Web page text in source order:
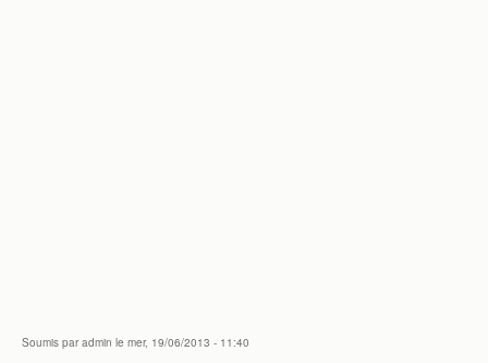
Soumis paradmin le mer, 19/06/2013 - 11:40